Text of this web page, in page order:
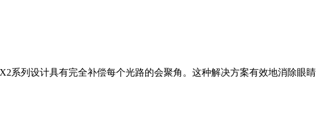
系列设计具有完全补偿每个光路的会聚角。这种解决方案有效地消除眼睛